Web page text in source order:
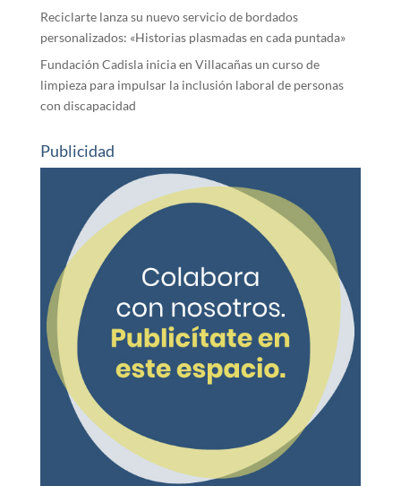
Reciclarte lanza su nuevo servicio de bordados
personalizados: «Historias plasmadas en cada puntada»
Fundación Cadisla inicia en Villacañas un curso de
limpieza para impulsar la inclusión laboral de personas
con discapacidad
Publicidad